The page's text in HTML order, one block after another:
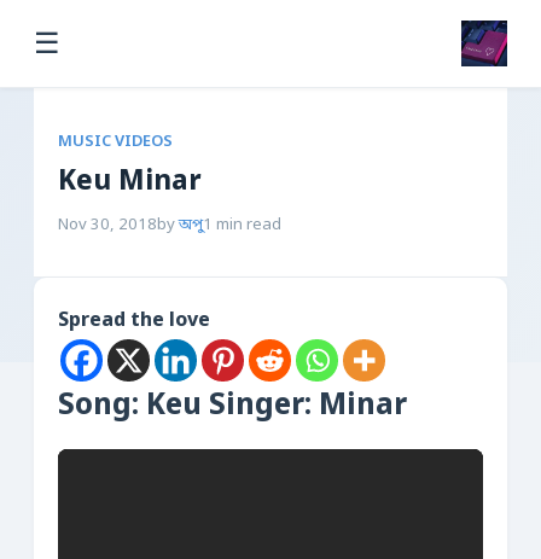
☰
MUSIC VIDEOS
Keu Minar
Nov 30, 2018byঅপু1 min read
Spread the love
Song: Keu Singer: Minar